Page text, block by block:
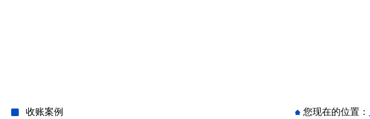
收账案例 您现在的位置：